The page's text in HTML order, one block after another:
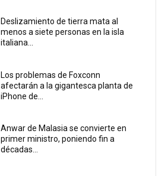
Deslizamiento de tierra mata al
menos a siete personas en la isla
italiana...
Los problemas de Foxconn
afectarán a la gigantesca planta de
iPhone de...
Anwar de Malasia se convierte en
primer ministro, poniendo fin a
décadas...